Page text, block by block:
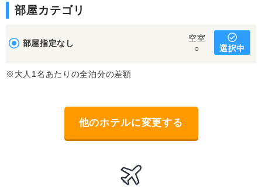
部屋カテゴリ
部屋指定なし
空室
○
選択中
※大人1名あたりの全泊分の差額
他のホテルに変更する